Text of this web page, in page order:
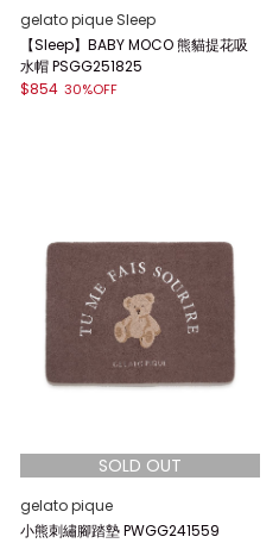
gelato pique Sleep
【Sleep】BABY MOCO 熊貓提花吸
水帽 PSGG251825
$854 30%OFF
gelato pique
小熊刺繡腳踏墊 PWGG241559